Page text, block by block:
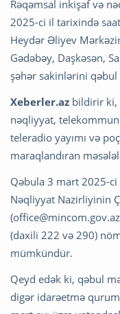
Rəqəmsal inkişaf və
2025-ci il tarixində
Heydər Əliyev
Gədəbəy, Daşkəsən,
şəhər sakinlərini qəbul
Xeberler.az bildirir ki,
nəqliyyat,
teleradio yayımı və
maraqlandıran
Qəbula 3 mart 2025-
Nəqliyyat Nazirliyinin
(office@mincom.gov.az
(daxili 222 və 290)
mümkündür.
Qeyd edək ki, qəbul
digər idarəetmə